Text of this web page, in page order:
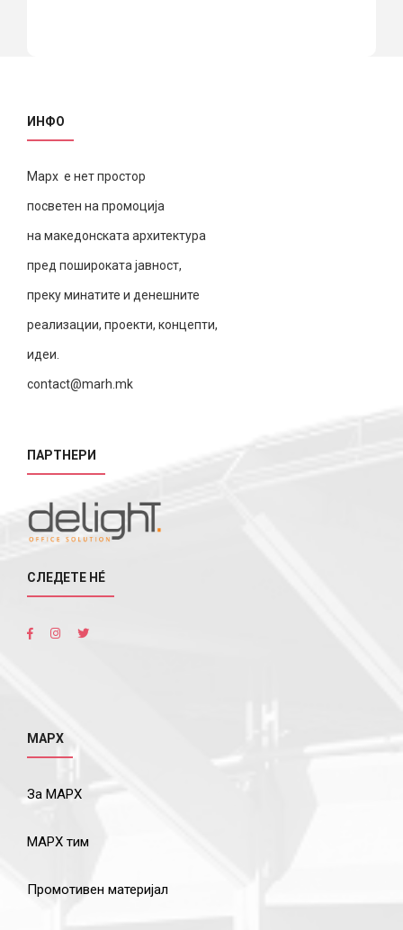
ИНФО
Марх е нет простор
посветен на промоција
на македонската архитектура
пред пошироката јавност,
преку минатите и денешните
реализации, проекти, концепти,
идеи.
contact@marh.mk
ПАРТНЕРИ
СЛЕДЕТЕ НÉ
МАРХ
За МАРХ
МАРХ тим
Промотивен материјал